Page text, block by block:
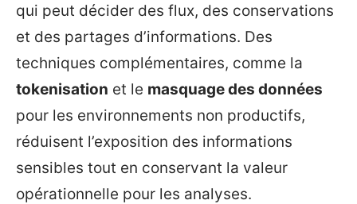
qui peut décider des flux, des conservations
et des partages d’informations. Des
techniques complémentaires, comme la
tokenisation et le masquage des données
pour les environnements non productifs,
réduisent l’exposition des informations
sensibles tout en conservant la valeur
opérationnelle pour les analyses.